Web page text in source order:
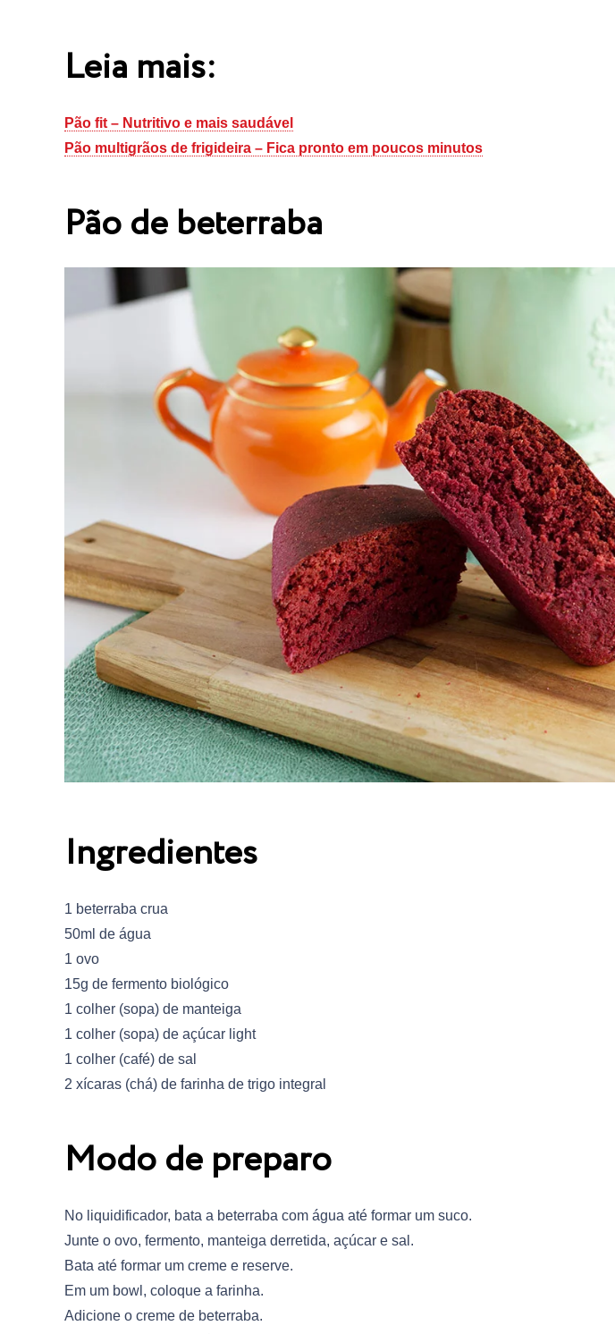
Leia mais:
Pão fit – Nutritivo e mais saudável
Pão multigrãos de frigideira – Fica pronto em poucos minutos
Pão de beterraba
Ingredientes
1 beterraba crua
50ml de água
1 ovo
15g de fermento biológico
1 colher (sopa) de manteiga
1 colher (sopa) de açúcar light
1 colher (café) de sal
2 xícaras (chá) de farinha de trigo integral
Modo de preparo
No liquidificador, bata a beterraba com água até formar um suco.
Junte o ovo, fermento, manteiga derretida, açúcar e sal.
Bata até formar um creme e reserve.
Em um bowl, coloque a farinha.
Adicione o creme de beterraba.